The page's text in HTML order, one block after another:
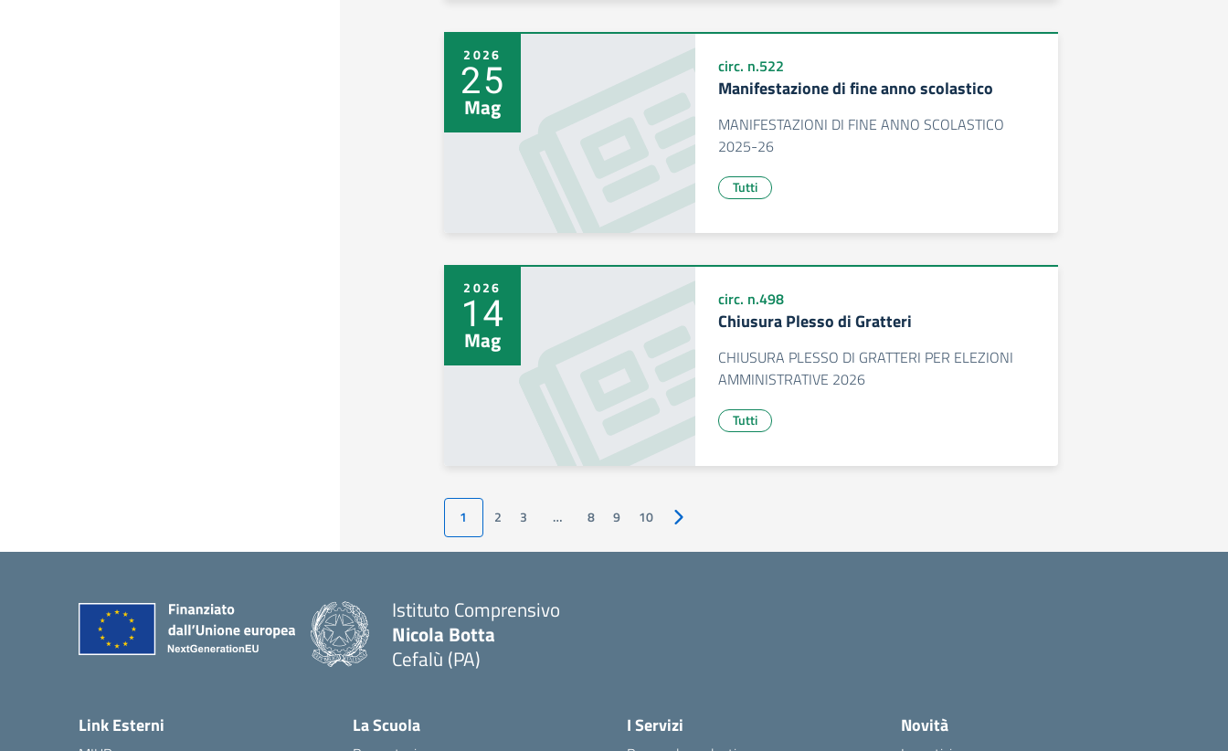
2026
25
Mag
circ. n.522
Manifestazione di fine anno scolastico
MANIFESTAZIONI DI FINE ANNO SCOLASTICO
2025-26
Tutti
2026
14
Mag
circ. n.498
Chiusura Plesso di Gratteri
CHIUSURA PLESSO DI GRATTERI PER ELEZIONI
AMMINISTRATIVE 2026
Tutti
1 2 3 … 8 9 10 Pagina successiva
Istituto Comprensivo
Nicola Botta
Cefalù (PA)
Link Esterni La Scuola I Servizi Novità